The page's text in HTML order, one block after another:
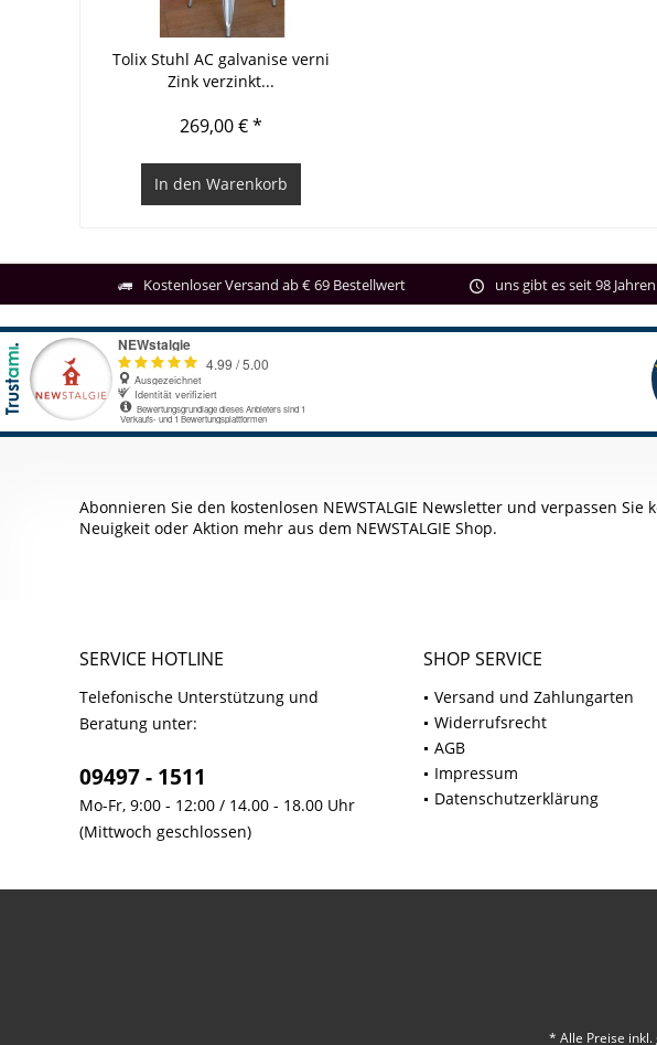
Tolix Stuhl AC galvanise verni
Zink verzinkt...
269,00 € *
In den Warenkorb
Kostenloser Versand ab € 69 Bestellwert uns gibt es seit 98 Jahren
Abonnieren Sie den kostenlosen NEWSTALGIE Newsletter und verpassen Sie
Neuigkeit oder Aktion mehr aus dem NEWSTALGIE Shop.
SERVICE HOTLINE
Telefonische Unterstützung und
Beratung unter:
09497 - 1511
Mo-Fr, 9:00 - 12:00 / 14.00 - 18.00 Uhr
(Mittwoch geschlossen)
SHOP SERVICE
Versand und Zahlungarten
Widerrufsrecht
AGB
Impressum
Datenschutzerklärung
* Alle Preise